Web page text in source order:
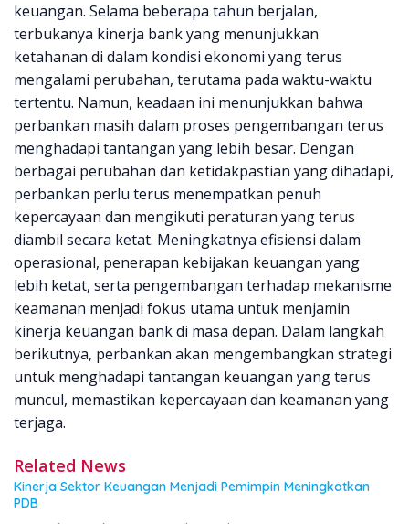
keuangan. Selama beberapa tahun berjalan,
terbukanya kinerja bank yang menunjukkan
ketahanan di dalam kondisi ekonomi yang terus
mengalami perubahan, terutama pada waktu-waktu
tertentu. Namun, keadaan ini menunjukkan bahwa
perbankan masih dalam proses pengembangan terus
menghadapi tantangan yang lebih besar. Dengan
berbagai perubahan dan ketidakpastian yang dihadapi,
perbankan perlu terus menempatkan penuh
kepercayaan dan mengikuti peraturan yang terus
diambil secara ketat. Meningkatnya efisiensi dalam
operasional, penerapan kebijakan keuangan yang
lebih ketat, serta pengembangan terhadap mekanisme
keamanan menjadi fokus utama untuk menjamin
kinerja keuangan bank di masa depan. Dalam langkah
berikutnya, perbankan akan mengembangkan strategi
untuk menghadapi tantangan keuangan yang terus
muncul, memastikan kepercayaan dan keamanan yang
terjaga.
Related News
Kinerja Sektor Keuangan Menjadi Pemimpin Meningkatkan
PDB